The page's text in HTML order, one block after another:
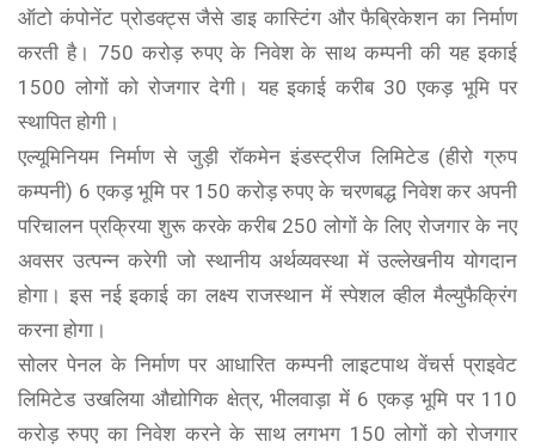
ऑटो कंपोनेंट प्रोडक्ट्स जैसे डाइ कास्टिंग और फैब्रिकेशन का निर्माण
करती है। 750 करोड़ रुपए के निवेश के साथ कम्पनी की यह इकाई
1500 लोगों को रोजगार देगी। यह इकाई करीब 30 एकड़ भूमि पर
स्थापित होगी।
एल्यूमिनियम निर्माण से जुड़ी रॉकमेन इंडस्ट्रीज लिमिटेड (हीरो ग्रुप
कम्पनी) 6 एकड़ भूमि पर 150 करोड़ रुपए के चरणबद्ध निवेश कर अपनी
परिचालन प्रक्रिया शुरू करके करीब 250 लोगों के लिए रोजगार के नए
अवसर उत्पन्न करेगी जो स्थानीय अर्थव्यवस्था में उल्लेखनीय योगदान
होगा। इस नई इकाई का लक्ष्य राजस्थान में स्पेशल व्हील मैल्युफैक्रिंग
करना होगा।
सोलर पेनल के निर्माण पर आधारित कम्पनी लाइटपाथ वेंचर्स प्राइवेट
लिमिटेड उखलिया औद्योगिक क्षेत्र, भीलवाड़ा में 6 एकड़ भूमि पर 110
करोड़ रुपए का निवेश करने के साथ लगभग 150 लोगों को रोजगार